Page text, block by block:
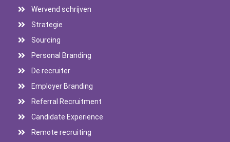
Wervend schrijven
Strategie
Sourcing
Personal Branding
De recruiter
Employer Branding
Referral Recruitment
Candidate Experience
Remote recruiting